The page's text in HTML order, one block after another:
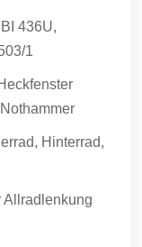
436U,
1
Hinterrad,
Allradlenkung